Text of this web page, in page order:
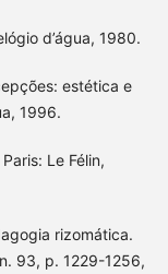
d’água, 1980.
estética e
1996.
Le Félin,
rizomática.
93, p. 1229-1256,